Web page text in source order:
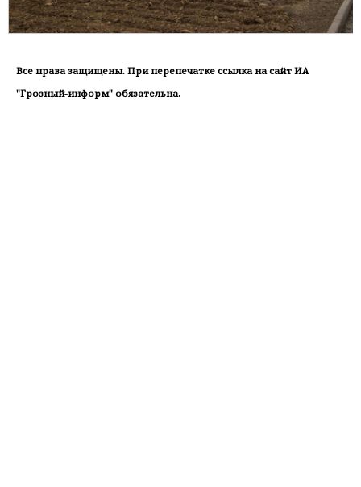
Все права защищены. При перепечатке ссылка на сайт ИА
"Грозный-информ" обязательна.